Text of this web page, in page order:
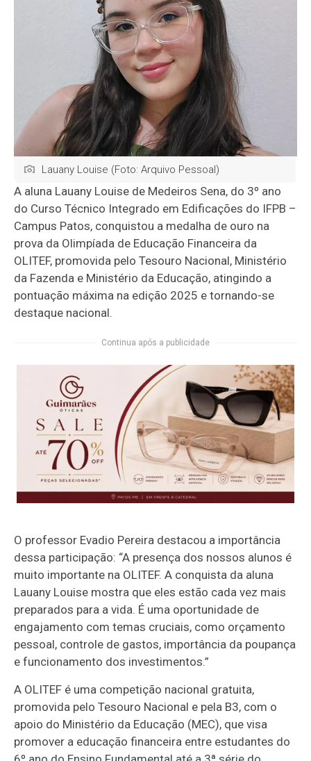
Lauany Louise (Foto: Arquivo Pessoal)
A aluna Lauany Louise de Medeiros Sena, do 3º ano
do Curso Técnico Integrado em Edificações do IFPB –
Campus Patos, conquistou a medalha de ouro na
prova da Olimpíada de Educação Financeira da
OLITEF, promovida pelo Tesouro Nacional, Ministério
da Fazenda e Ministério da Educação, atingindo a
pontuação máxima na edição 2025 e tornando-se
destaque nacional.
Continua após a publicidade
O professor Evadio Pereira destacou a importância
dessa participação: “A presença dos nossos alunos é
muito importante na OLITEF. A conquista da aluna
Lauany Louise mostra que eles estão cada vez mais
preparados para a vida. É uma oportunidade de
engajamento com temas cruciais, como orçamento
pessoal, controle de gastos, importância da poupança
e funcionamento dos investimentos.”
A OLITEF é uma competição nacional gratuita,
promovida pelo Tesouro Nacional e pela B3, com o
apoio do Ministério da Educação (MEC), que visa
promover a educação financeira entre estudantes do